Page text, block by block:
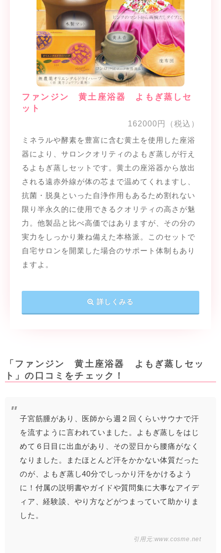
ファンジン 黄土座浴器 よもぎ蒸しセ
ット
162000円（税込）
ミネラルや酵素を豊富に含む黄土を使用した座浴
器により、サロンクオリティのよもぎ蒸しが行え
るよもぎ蒸しセットです。黄土の座浴器から放出
される遠赤外線が体の芯まで温めてくれますし、
抗菌・脱臭といった自浄作用もあるため割れない
限り半永久的に使用できるクオリティの高さが魅
力。他製品と比べ高価ではありますが、その分の
実力をしっかり兼ね備えた本格派。このセットで
自宅サロンを開業した場合のサポート体制もあり
ますよ。
詳しくみる
「ファンジン 黄土座浴器 よもぎ蒸しセッ
ト」の口コミをチェック！
子宮筋腫があり、医師から週２回くらいサウナで汗
を流すように言われていました。よもぎ蒸しをはじ
めて６日目に出血があり、その翌日から腰痛がなく
なりました。またほとんど汗をかかない体質だった
のが、よもぎ蒸し40分でしっかり汗をかけるよう
に！付属の説明書やガイドや質問集に大事なアイデ
ィア、経験談、やり方などがつまっていて助かりま
した。
引用元:www.cosme.net